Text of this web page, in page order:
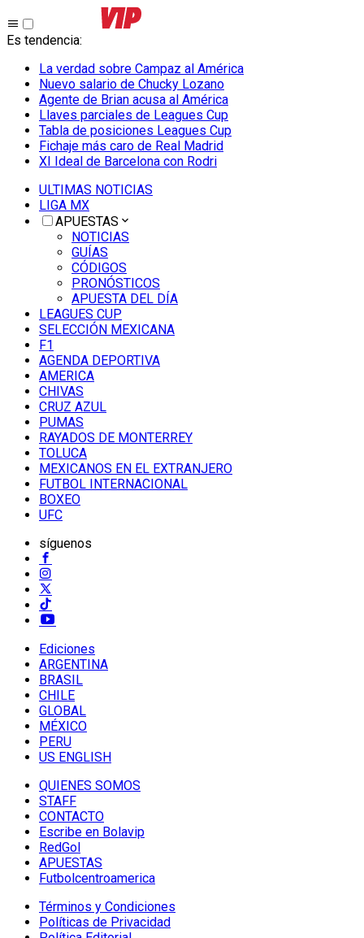
Es tendencia:
La verdad sobre Campaz al América
Nuevo salario de Chucky Lozano
Agente de Brian acusa al América
Llaves parciales de Leagues Cup
Tabla de posiciones Leagues Cup
Fichaje más caro de Real Madrid
XI Ideal de Barcelona con Rodri
ULTIMAS NOTICIAS
LIGA MX
APUESTAS
NOTICIAS
GUÍAS
CÓDIGOS
PRONÓSTICOS
APUESTA DEL DÍA
LEAGUES CUP
SELECCIÓN MEXICANA
F1
AGENDA DEPORTIVA
AMERICA
CHIVAS
CRUZ AZUL
PUMAS
RAYADOS DE MONTERREY
TOLUCA
MEXICANOS EN EL EXTRANJERO
FUTBOL INTERNACIONAL
BOXEO
UFC
síguenos
Ediciones
ARGENTINA
BRASIL
CHILE
GLOBAL
MÉXICO
PERU
US ENGLISH
QUIENES SOMOS
STAFF
CONTACTO
Escribe en Bolavip
RedGol
APUESTAS
Futbolcentroamerica
Términos y Condiciones
Políticas de Privacidad